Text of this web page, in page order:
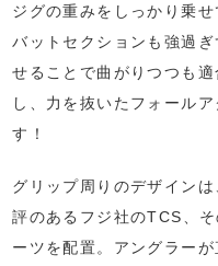
ジグの重みをしっかり乗
バットセクションも強過
せることで曲がりつつも
し、力を抜いたフォール
す！
グリップ周りのデザイン
評のあるフジ社のTCS、
ーツを配置。アングラー